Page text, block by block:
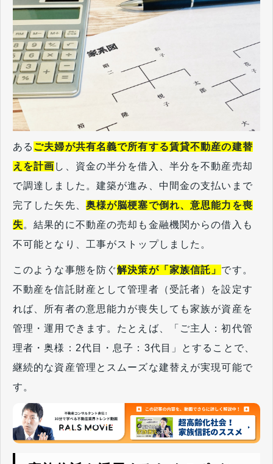
ある ご夫婦が共有名義で所有する賃貸不動産の建替
えを計画 し、資金の半分を借入、半分を不動産売却
で調達しました。建築が進み、中間金の支払いまで
完了した矢先、 奥様が脳梗塞で倒れ、意思能力を喪
失。結果的に不動産の売却も金融機関からの借入も
不可能となり、工事がストップしました。
このような事態を防ぐ解決策が「家族信託」 です。
不動産を信託財産として管理者（受託者）を設定す
れば、所有者の意思能力が喪失しても家族が資産を
管理・運用できます。たとえば、「ご主人：初代管
理者・奥様：2代目・息子：3代目」とすることで、
継続的な資産管理とスムーズな建替えが実現可能で
す。